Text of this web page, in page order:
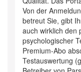
Von der
betreut Sie, gibt
auch wirklich den
psychologischer
Premium-Abo
Testauswertung